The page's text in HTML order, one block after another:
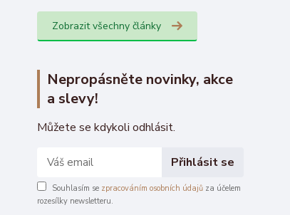
Zobrazit všechny články
Nepropásněte novinky, akce
a slevy!
Můžete se kdykoli odhlásit.
Přihlásit se
Souhlasím se zpracováním osobních údajů za účelem
rozesílky newsletteru.